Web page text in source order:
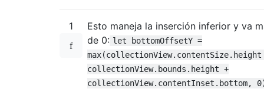
1
Esto maneja la inserción inferior y va
de 0: let bottomOffsetY =
collectionView.bounds.height +
collectionView.contentInset.bottom,